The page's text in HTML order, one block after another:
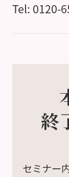
Tel: 0120-
終
セミナー